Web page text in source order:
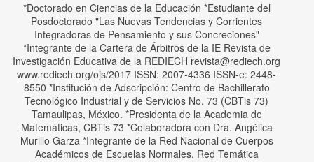
*Doctorado en Ciencias de la Educación *Estudiante del
Posdoctorado "Las Nuevas Tendencias y Corrientes
Integradoras de Pensamiento y sus Concreciones"
*Integrante de la Cartera de Árbitros de la IE Revista de
Investigación Educativa de la REDIECH revista@rediech.org
www.rediech.org/ojs/2017 ISSN: 2007-4336 ISSN-e: 2448-
8550 *Institución de Adscripción: Centro de Bachillerato
Tecnológico Industrial y de Servicios No. 73 (CBTis 73)
Tamaulipas, México. *Presidenta de la Academia de
Matemáticas, CBTis 73 *Colaboradora con Dra. Angélica
Murillo Garza *Integrante de la Red Nacional de Cuerpos
Académicos de Escuelas Normales, Red Temática